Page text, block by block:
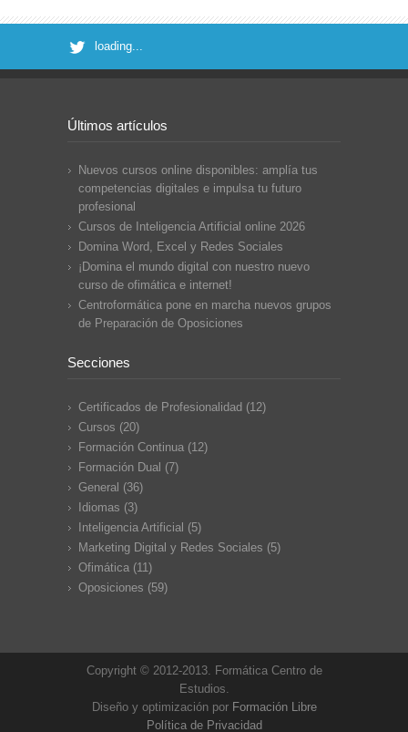
loading...
Últimos artículos
Nuevos cursos online disponibles: amplía tus
competencias digitales e impulsa tu futuro
profesional
Cursos de Inteligencia Artificial online 2026
Domina Word, Excel y Redes Sociales
¡Domina el mundo digital con nuestro nuevo
curso de ofimática e internet!
Centroformática pone en marcha nuevos grupos
de Preparación de Oposiciones
Secciones
Certificados de Profesionalidad (12)
Cursos (20)
Formación Continua (12)
Formación Dual (7)
General (36)
Idiomas (3)
Inteligencia Artificial (5)
Marketing Digital y Redes Sociales (5)
Ofimática (11)
Oposiciones (59)
Copyright © 2012-2013. Formática Centro de
Estudios.
Diseño y optimización por Formación Libre
Política de Privacidad